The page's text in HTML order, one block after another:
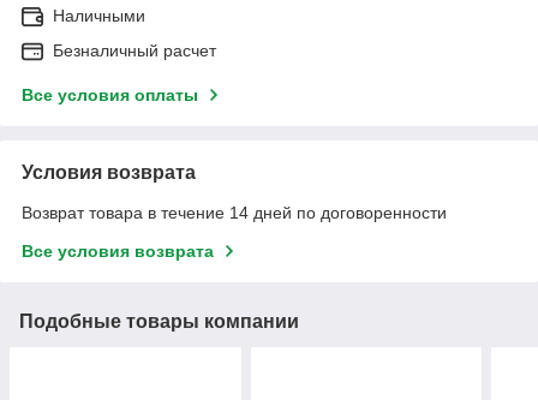
Наличными
Безналичный расчет
Все условия оплаты
Условия возврата
Возврат товара в течение 14 дней по договоренности
Все условия возврата
Подобные товары компании